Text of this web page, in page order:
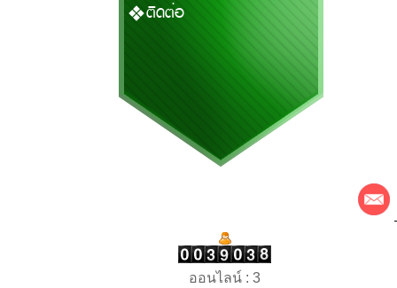
ติดต่อ
ออนไลน์ : 3